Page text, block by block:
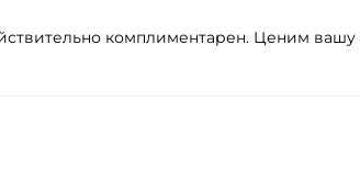
комплиментарен. Ценим